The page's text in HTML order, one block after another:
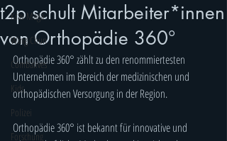
Krav Maga
Wing Chun
Combatives
Kids
Polizei
Forschung
t2p schult Mitarbeiter*innen
von Orthopädie 360°
Orthopädie 360° zählt zu den renommiertesten
Unternehmen im Bereich der medizinischen und
orthopädischen Versorgung in der Region.
Orthopädie 360° ist bekannt für innovative und